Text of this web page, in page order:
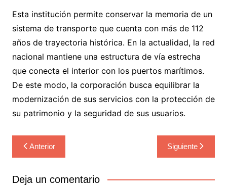
Esta institución permite conservar la memoria de un
sistema de transporte que cuenta con más de 112
años de trayectoria histórica. En la actualidad, la red
nacional mantiene una estructura de vía estrecha
que conecta el interior con los puertos marítimos.
De este modo, la corporación busca equilibrar la
modernización de sus servicios con la protección de
su patrimonio y la seguridad de sus usuarios.
Navegación
de
entradas
Anterior Siguiente
Deja un comentario